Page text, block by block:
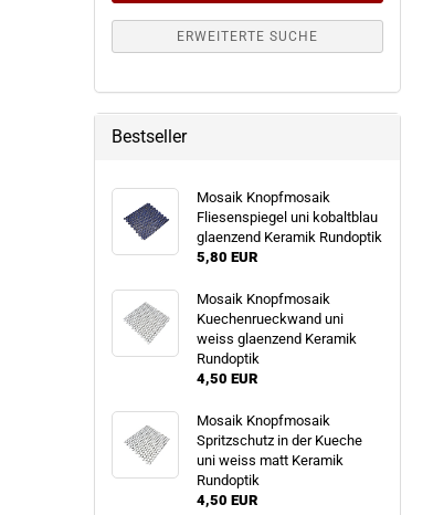
ERWEITERTE SUCHE
Bestseller
Mosaik Knopfmosaik
Fliesenspiegel uni kobaltblau
glaenzend Keramik Rundoptik
5,80 EUR
Mosaik Knopfmosaik
Kuechenrueckwand uni
weiss glaenzend Keramik
Rundoptik
4,50 EUR
Mosaik Knopfmosaik
Spritzschutz in der Kueche
uni weiss matt Keramik
Rundoptik
4,50 EUR